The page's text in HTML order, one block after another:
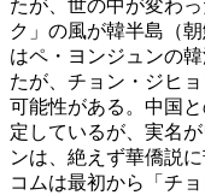
たが、世の中が変わ
ク」の風が韓半島（
はペ・ヨンジュンの
たが、チョン・ジヒ
可能性がある。中国
定しているが、実名
ンは、絶えず華僑説
コムは最初から「チ